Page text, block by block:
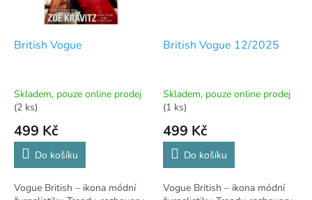
British Vogue
Skladem, pouze online prodej
(2 ks)
499 Kč
Do košíku
Vogue British – ikona módní
British Vogue 12/2025
Skladem, pouze online prodej
(1 ks)
499 Kč
Do košíku
Vogue British – ikona módní